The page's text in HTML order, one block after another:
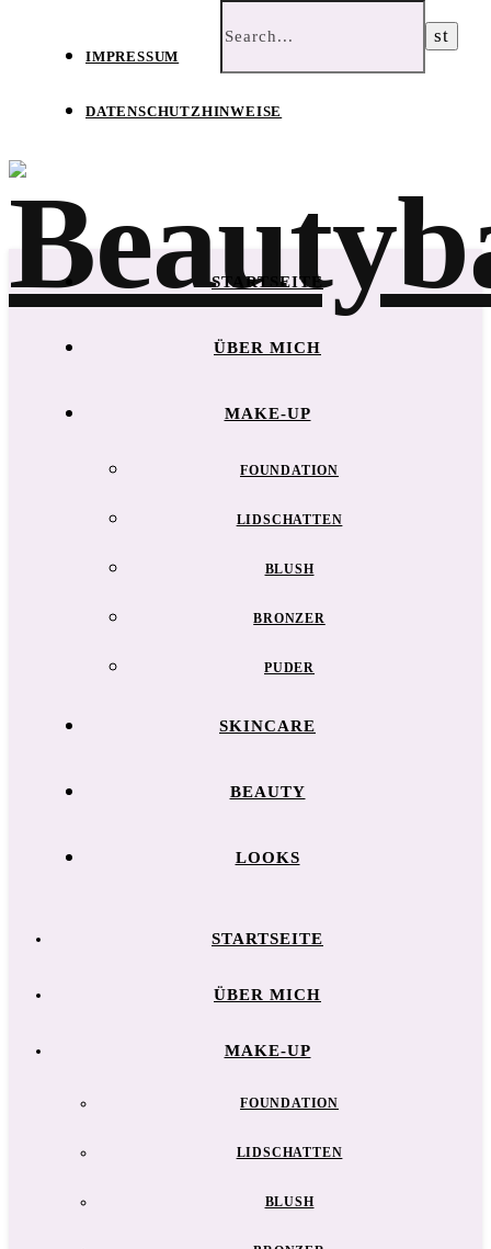
IMPRESSUM
DATENSCHUTZHINWEISE
STARTSEITE
ÜBER MICH
MAKE-UP
FOUNDATION
LIDSCHATTEN
BLUSH
BRONZER
PUDER
SKINCARE
BEAUTY
LOOKS
STARTSEITE
ÜBER MICH
MAKE-UP
FOUNDATION
LIDSCHATTEN
BLUSH